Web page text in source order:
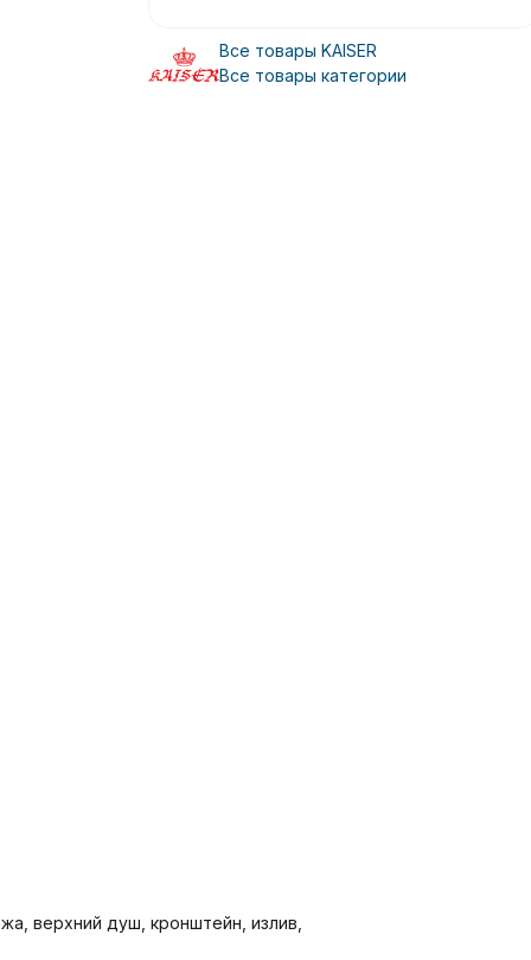
Все товары KAISER
Все товары категории
верхний душ, кронштейн, излив,